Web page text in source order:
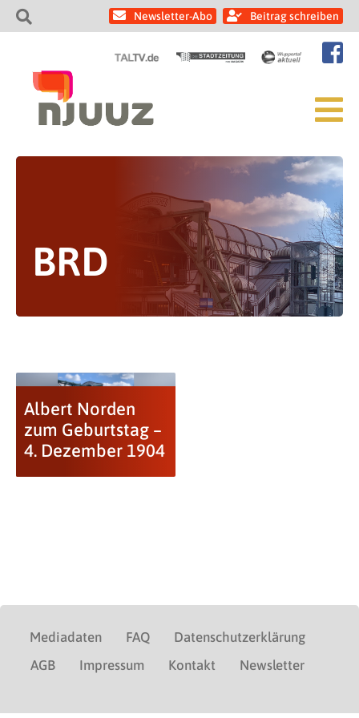
Newsletter-Abo Beitrag schreiben
BRD
Albert Norden
zum Geburtstag –
4. Dezember 1904
Mediadaten FAQ
Datenschutzerklärung
AGB
Impressum Kontakt Newsletter